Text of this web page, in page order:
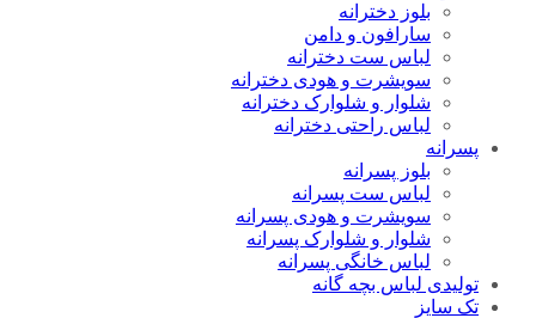
بلوز دخترانه
سارافون و دامن
لباس ست دخترانه
سویشرت و هودی دخترانه
شلوار و شلوارک دخترانه
لباس راحتی دخترانه
پسرانه
بلوز پسرانه
لباس ست پسرانه
سویشرت و هودی پسرانه
شلوار و شلوارک پسرانه
لباس خانگی پسرانه
تولیدی لباس بچه گانه
تک سایز